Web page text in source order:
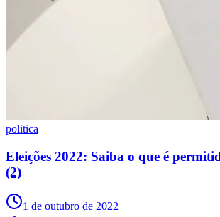
politica
Eleições 2022: Saiba o que é
(2)
1 de outubro de 2022